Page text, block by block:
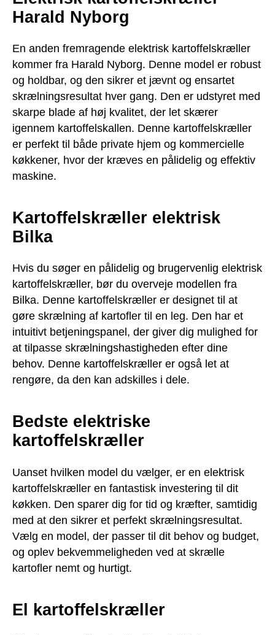
Harald Nyborg
En anden fremragende elektrisk kartoffelskræller
kommer fra Harald Nyborg. Denne model er robust
og holdbar, og den sikrer et jævnt og ensartet
skrælningsresultat hver gang. Den er udstyret med
skarpe blade af høj kvalitet, der let skærer
igennem kartoffelskallen. Denne kartoffelskræller
er perfekt til både private hjem og kommercielle
køkkener, hvor der kræves en pålidelig og effektiv
maskine.
Kartoffelskræller elektrisk
Bilka
Hvis du søger en pålidelig og brugervenlig elektrisk
kartoffelskræller, bør du overveje modellen fra
Bilka. Denne kartoffelskræller er designet til at
gøre skrælning af kartofler til en leg. Den har et
intuitivt betjeningspanel, der giver dig mulighed for
at tilpasse skrælningshastigheden efter dine
behov. Denne kartoffelskræller er også let at
rengøre, da den kan adskilles i dele.
Bedste elektriske
kartoffelskræller
Uanset hvilken model du vælger, er en elektrisk
kartoffelskræller en fantastisk investering til dit
køkken. Den sparer dig for tid og kræfter, samtidig
med at den sikrer et perfekt skrælningsresultat.
Vælg en model, der passer til dit behov og budget,
og oplev bekvemmeligheden ved at skrælle
kartofler nemt og hurtigt.
El kartoffelskræller